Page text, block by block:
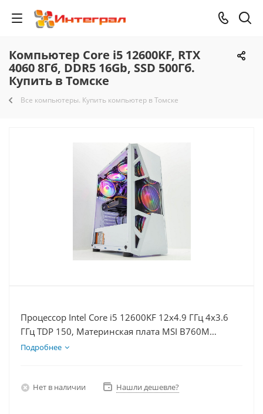
Компьютер Core i5 12600KF, RTX
4060 8Гб, DDR5 16Gb, SSD 500Гб.
Купить в Томске
Все компьютеры. Купить компьютер в Томске
Процессор Intel Core i5 12600KF 12x4.9 ГГц 4x3.6
ГГц TDP 150, Материнская плата MSI B760M
BOMBER WIFI D5, Видеокарта RTX 4060 8Гб, Память
Подробнее
Нет в наличии Нашли дешевле?